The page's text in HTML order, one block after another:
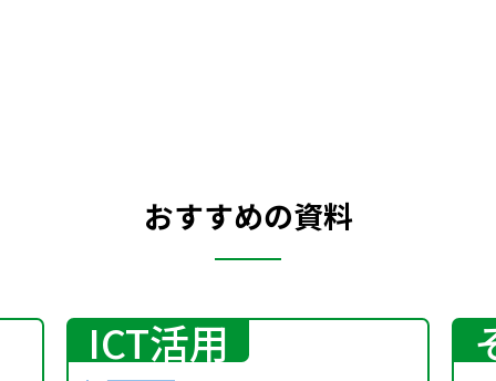
おすすめの資料
ICT活用